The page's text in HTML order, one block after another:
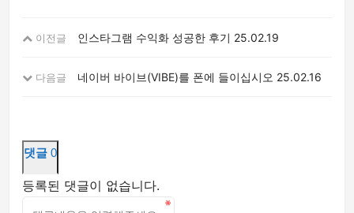
이전글 인스타그램 수익화 성공한 후기 25.02.19
다음글 네이버 바이브(VIBE)를 폰에 들이십시오 25.02.16
댓글 0
등록된 댓글이 없습니다.